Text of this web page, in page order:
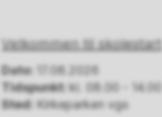
Velkommen til skolestart
Dato:
17.08.2026
Tidspunkt: kl. 08.00 - 14.00
Sted: Kirkeparken vgs